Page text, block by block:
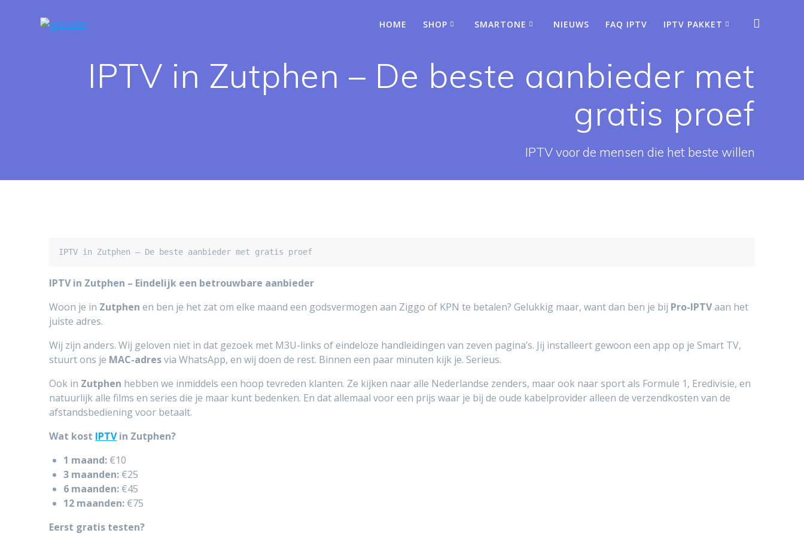
HOME SHOP SMARTONE NIEUWS FAQ IPTV IPTV PAKKET
IPTV in Zutphen – De beste aanbieder met
gratis proef
IPTV voor de mensen die het beste willen
IPTV in Zutphen – Eindelijk een betrouwbare aanbieder
Woon je in Zutphen en ben je het zat om elke maand een godsvermogen aan Ziggo of KPN te betalen? Gelukkig maar, want dan ben je bij Pro-IPTVaan het
juiste adres.
Wij zijn anders. Wij geloven niet in dat gezoek met M3U-links of eindeloze handleidingen van zeven pagina’s. Jij installeert gewoon een app op je Smart TV,
stuurt ons je MAC-adresvia WhatsApp, en wij doen de rest. Binnen een paar minuten kijk je. Serieus.
Ook in Zutphen hebben we inmiddels een hoop tevreden klanten. Ze kijken naar alle Nederlandse zenders, maar ook naar sport als Formule 1, Eredivisie, en
natuurlijk alle films en series die je maar kunt bedenken. En dat allemaal voor een prijs waar je bij de oude kabelprovider alleen de verzendkosten van de
afstandsbediening voor betaalt.
Wat kost IPTVin Zutphen?
1 maand: €10
3 maanden: €25
6 maanden: €45
12 maanden: €75
Eerst gratis testen?